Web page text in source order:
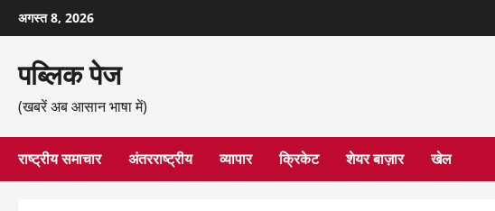
छोड़कर
सामग्री
अगस्त 8, 2026
पब्लिक पेज
(खबरें अब आसान भाषा में)
राष्ट्रीय समाचार अंतरराष्ट्रीय व्यापार क्रिकेट शेयर बाज़ार खेल